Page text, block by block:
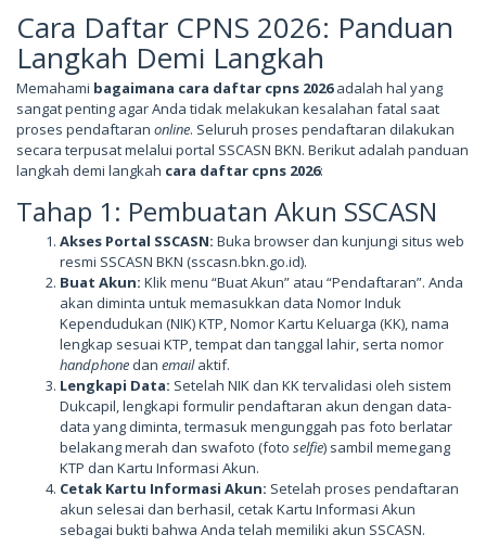
Cara Daftar CPNS 2026: Panduan
Langkah Demi Langkah
Memahami bagaimana cara daftar cpns 2026adalah hal yang
sangat penting agar Anda tidak melakukan kesalahan fatal saat
proses pendaftaran online. Seluruh proses pendaftaran dilakukan
secara terpusat melalui portal SSCASN BKN. Berikut adalah panduan
langkah demi langkah cara daftar cpns 2026:
Tahap 1: Pembuatan Akun SSCASN
Akses Portal SSCASN: Buka browser dan kunjungi situs web
resmi SSCASN BKN (sscasn.bkn.go.id).
Buat Akun: Klik menu “Buat Akun” atau “Pendaftaran”. Anda
akan diminta untuk memasukkan data Nomor Induk
Kependudukan (NIK) KTP, Nomor Kartu Keluarga (KK), nama
lengkap sesuai KTP, tempat dan tanggal lahir, serta nomor
handphonedan emailaktif.
Lengkapi Data: Setelah NIK dan KK tervalidasi oleh sistem
Dukcapil, lengkapi formulir pendaftaran akun dengan data-
data yang diminta, termasuk mengunggah pas foto berlatar
belakang merah dan swafoto (foto selfie) sambil memegang
KTP dan Kartu Informasi Akun.
Cetak Kartu Informasi Akun: Setelah proses pendaftaran
akun selesai dan berhasil, cetak Kartu Informasi Akun
sebagai bukti bahwa Anda telah memiliki akun SSCASN.